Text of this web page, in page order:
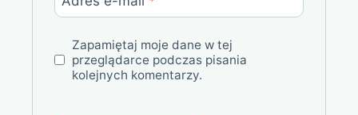
Zapamiętaj moje dane w tej
przeglądarce podczas pisania
kolejnych komentarzy.